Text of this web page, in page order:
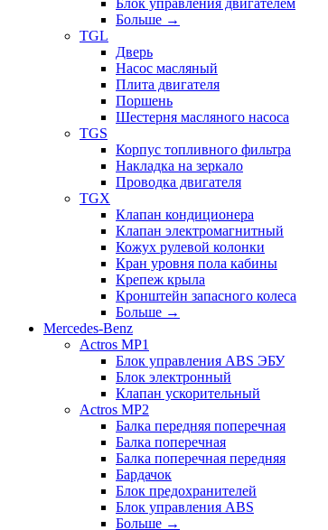
Блок управления двигателем
Больше →
TGL
Дверь
Насос масляный
Плита двигателя
Поршень
Шестерня масляного насоса
TGS
Корпус топливного фильтра
Накладка на зеркало
Проводка двигателя
TGX
Клапан кондиционера
Клапан электромагнитный
Кожух рулевой колонки
Кран уровня пола кабины
Крепеж крыла
Кронштейн запасного колеса
Больше →
Mercedes-Benz
Actros MP1
Блок управления ABS ЭБУ
Блок электронный
Клапан ускорительный
Actros MP2
Балка передняя поперечная
Балка поперечная
Балка поперечная передняя
Бардачок
Блок предохранителей
Блок управления ABS
Больше →